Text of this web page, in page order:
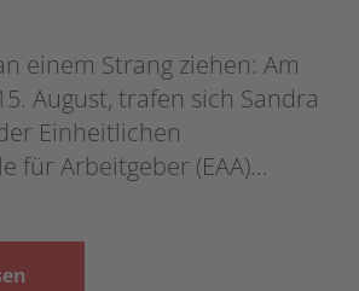
einem Strang ziehen: Am
August, trafen sich Sandra
Einheitlichen
für Arbeitgeber (EAA)…